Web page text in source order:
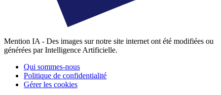
Mention IA - Des images sur notre site internet ont été modifiées ou
générées par Intelligence Artificielle.
Qui sommes-nous
Politique de confidentialité
Gérer les cookies